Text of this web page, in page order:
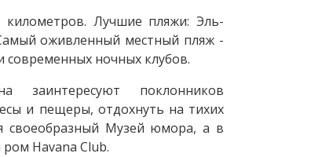
километров. Лучшие пляжи: Эль-
оживленный местный пляж -
ночных клубов.
заинтересуют поклонников
и пещеры, отдохнуть на тихих
своеобразный Музей юмора, а в
Havana Club.